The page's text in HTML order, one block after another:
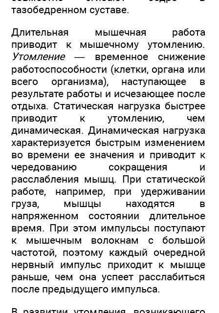
тазобедренном суставе.
Длительная мышечная работа
приводит к мышечному утомлению.
Утомление— временное снижение
работоспособности (клетки, органа или
всего организма), наступающее в
результате работы и исчезающее после
отдыха. Статическая нагрузка быстрее
приводит к утомлению, чем
динамическая. Динамическая нагрузка
характеризуется быстрым изменением
во времени ее значения и приводит к
чередованию сокращения и
расслабления мышц. При статической
работе, например, при удерживании
груза, мышцы находятся в
напряженном состоянии длительное
время. При этом импульсы поступают
к мышечным волокнам с большой
частотой, поэтому каждый очередной
нервный импульс приходит к мышце
раньше, чем она успеет расслабиться
после предыдущего импульса.